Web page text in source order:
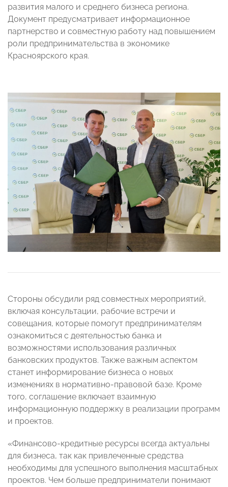
развития малого и среднего бизнеса региона.
Документ предусматривает информационное
партнерство и совместную работу над повышением
роли предпринимательства в экономике
Красноярского края.
Стороны обсудили ряд совместных мероприятий,
включая консультации, рабочие встречи и
совещания, которые помогут предпринимателям
ознакомиться с деятельностью банка и
возможностями использования различных
банковских продуктов. Также важным аспектом
станет информирование бизнеса о новых
изменениях в нормативно-правовой базе. Кроме
того, соглашение включает взаимную
информационную поддержку в реализации программ
и проектов.
«Финансово-кредитные ресурсы всегда актуальны
для бизнеса, так как привлеченные средства
необходимы для успешного выполнения масштабных
проектов. Чем больше предприниматели понимают